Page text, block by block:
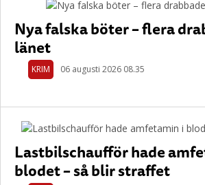
Nya falska böter – flera
länet
KRIM 06 augusti 2026 08.35
Lastbilschaufför hade
blodet – så blir straffet